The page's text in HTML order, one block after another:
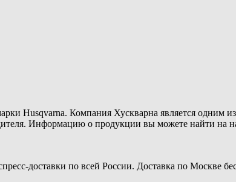
Husqvarna. Компания Хускварна является одним
Информацию о продукции вы можете найти на
доставки по всей России. Доставка по Москве